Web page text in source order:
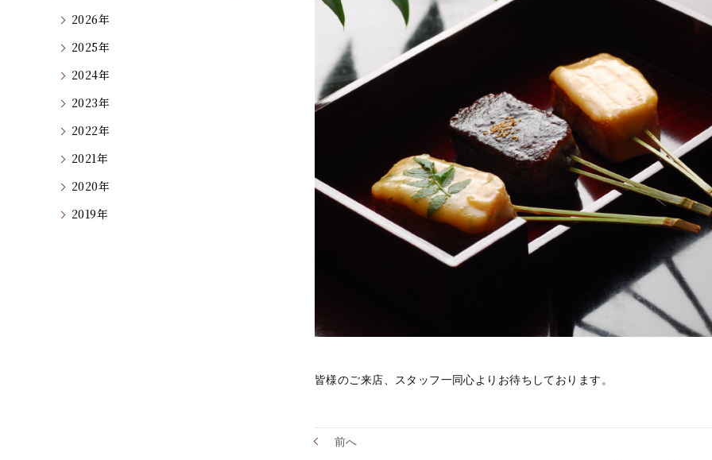
皆様のご来店、スタッフ一同心よりお待ちしております。
前へ
2026年
2025年
2024年
2023年
2022年
2021年
2020年
2019年